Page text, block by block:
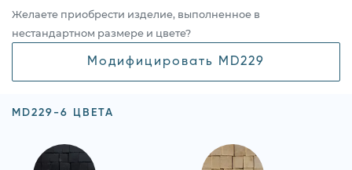
Желаете приобрести изделие, выполненное в
нестандартном размере и цвете?
Модифицировать MD229
MD229-6 ЦВЕТА